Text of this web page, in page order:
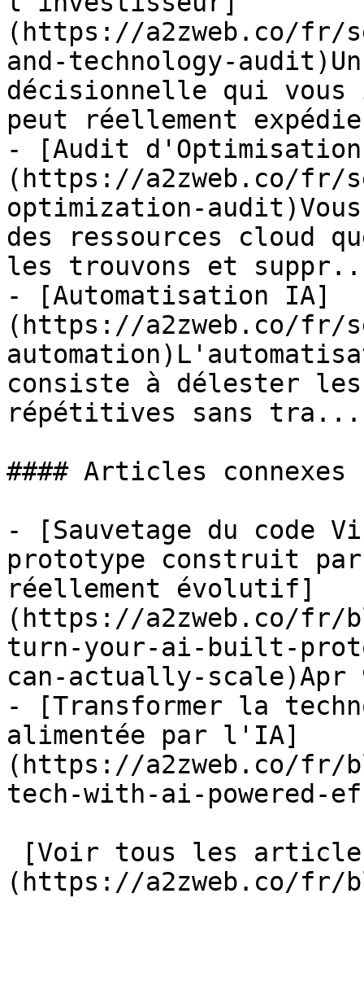
(https://a2zweb.co/fr/
and-technology-
décisionnelle qui
peut réellement
- [Audit d'Optimisation
(https://a2zweb.co/fr/
optimization-
des ressources cloud
les trouvons et
- [Automatisation IA]
(https://a2zweb.co/fr/
consiste à délester les
répétitives sans tra...
#### Articles connexes
- [Sauvetage du code
prototype construit
réellement évolutif]
(https://a2zweb.co/fr/
turn-your-ai-built-
can-actually-scale)Apr
- [Transformer la
alimentée par l'IA]
(https://a2zweb.co/fr/
tech-with-ai-powered-